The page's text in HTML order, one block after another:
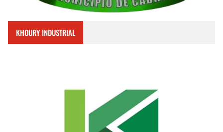
KHOURY INDUSTRIAL